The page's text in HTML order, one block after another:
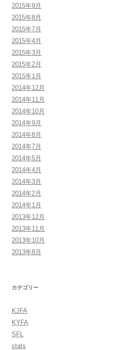
2015年9月
2015年8月
2015年7月
2015年4月
2015年3月
2015年2月
2015年1月
2014年12月
2014年11月
2014年10月
2014年9月
2014年8月
2014年7月
2014年5月
2014年4月
2014年3月
2014年2月
2014年1月
2013年12月
2013年11月
2013年10月
2013年8月
カテゴリー
KJFA
KYFA
SFL
stats